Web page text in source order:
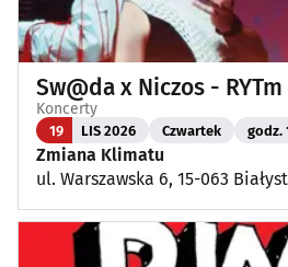
Sw@da x Niczos -
Koncerty
19 LIS 2026 Czwartek godz.
Zmiana Klimatu
ul. Warszawska 6, 15-063